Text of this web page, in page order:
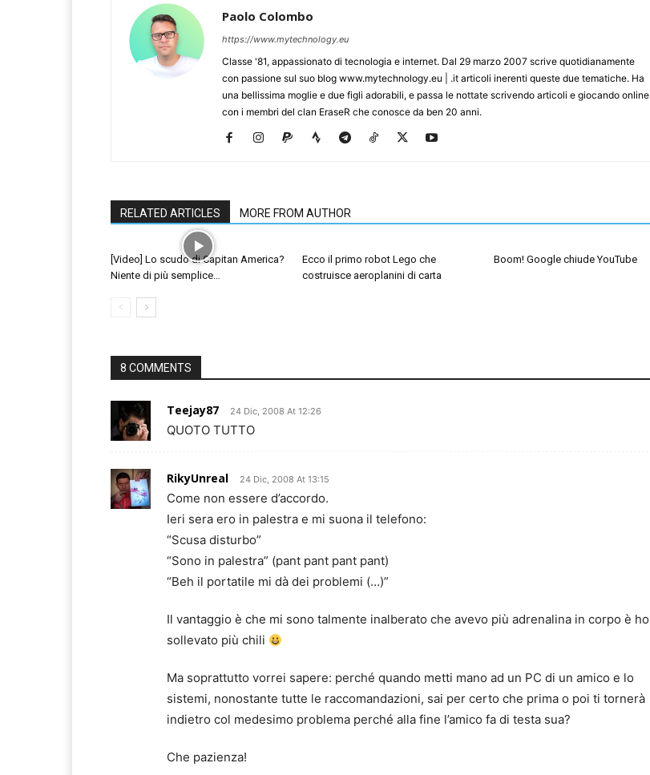
Paolo Colombo
https://www.mytechnology.eu
Classe '81, appassionato di tecnologia e internet. Dal 29 marzo 2007 scrive quotidianamente
con passione sul suo blog www.mytechnology.eu | .it articoli inerenti queste due tematiche. Ha
una bellissima moglie e due figli adorabili, e passa le nottate scrivendo articoli e giocando online
con i membri del clan EraseR che conosce da ben 20 anni.
RELATED ARTICLES MORE FROM AUTHOR
[Video] Lo scudo di Capitan America?
Niente di più semplice…
Ecco il primo robot Lego che
costruisce aeroplanini di carta
Boom! Google chiude YouTube
8 COMMENTS
Teejay87 24 Dic, 2008 At 12:26
QUOTO TUTTO
RikyUnreal 24 Dic, 2008 At 13:15
Come non essere d’accordo.
Ieri sera ero in palestra e mi suona il telefono:
“Scusa disturbo”
“Sono in palestra” (pant pant pant pant)
“Beh il portatile mi dà dei problemi (…)”
Il vantaggio è che mi sono talmente inalberato che avevo più adrenalina in corpo è ho
sollevato più chili
Ma soprattutto vorrei sapere: perché quando metti mano ad un PC di un amico e lo
sistemi, nonostante tutte le raccomandazioni, sai per certo che prima o poi ti tornerà
indietro col medesimo problema perché alla fine l’amico fa di testa sua?
Che pazienza!